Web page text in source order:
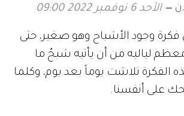
الأحد 6 نوفمبر 2022 09:00
وجود الأشباح وهو صغير، حتى
معظم لياليه من أن يأتيه شبحٌ ما
الفكرة تلاشت يوماً بعد يوم، وكلما
على أنفسنا.